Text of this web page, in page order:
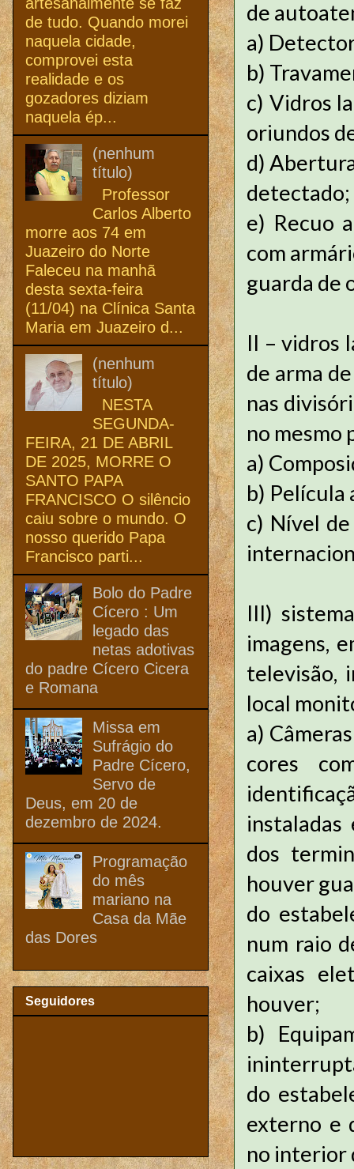
de
a)
b)
c) Vidros
oriundos
d)
detectado;
e) Recuo
com
guarda de
II – vidros
de arma
nas
no mesmo
a)
b) Película
c) Nível
III)
imagens,
televisão,
local
a)
cores
instaladas
dos
houver
do
num raio
caixas
houver;
b)
do
externo e
no interior
de tudo. Quando morei
naquela cidade,
comprovei esta
realidade e os
gozadores diziam
naquela ép...
(nenhum
título)
Professor
Carlos Alberto
morre aos 74 em
Juazeiro do Norte
Faleceu na manhã
desta sexta-feira
(11/04) na Clínica Santa
Maria em Juazeiro d...
(nenhum
título)
NESTA
SEGUNDA-
FEIRA, 21 DE ABRIL
DE 2025, MORRE O
SANTO PAPA
FRANCISCO O silêncio
caiu sobre o mundo. O
nosso querido Papa
Francisco parti...
Bolo do Padre
Cícero : Um
legado das
netas adotivas
do padre Cícero Cicera
e Romana
Missa em
Sufrágio do
Padre Cícero,
Servo de
Deus, em 20 de
dezembro de 2024.
Programação
do mês
mariano na
Casa da Mãe
das Dores
Seguidores